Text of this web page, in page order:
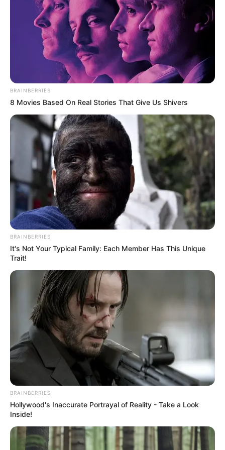
Play
00:00
Mute
Play
Baca juga:Biodata, Profil, dan Fakta Vanessa Munley
(foto: instagram/ashleyk_hawaii )
BRAINBERRIES
8 Movies Based On Real Stories That Give Us Shivers
BRAINBERRIES
It's Not Your Typical Family: Each Member Has This Unique
Trait!
BRAINBERRIES
Hollywood's Inaccurate Portrayal of Reality - Take a Look
Inside!